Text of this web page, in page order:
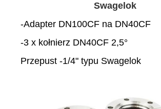
Swagelok
-Adapter DN100CF na DN40CF
-3 x kołnierz DN40CF 2,5°
Przepust -1/4" typu Swagelok